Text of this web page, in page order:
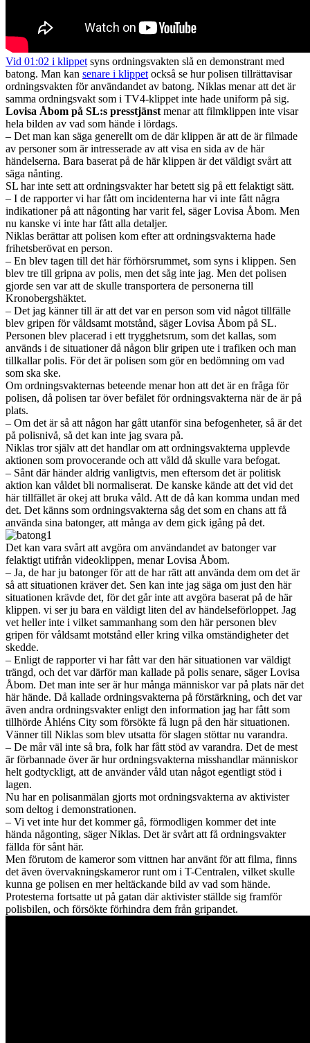
Vid 01:02 i klippet syns ordningsvakten slå en demonstrant med
batong. Man kan senare i klippet också se hur polisen tillrättavisar
ordningsvakten för användandet av batong. Niklas menar att det är
samma ordningsvakt som i TV4-klippet inte hade uniform på sig.
Lovisa Åbom på SL:s presstjänst menar att filmklippen inte visar
hela bilden av vad som hände i lördags.
– Det man kan säga generellt om de där klippen är att de är filmade
av personer som är intresserade av att visa en sida av de här
händelserna. Bara baserat på de här klippen är det väldigt svårt att
säga nånting.
SL har inte sett att ordningsvakter har betett sig på ett felaktigt sätt.
– I de rapporter vi har fått om incidenterna har vi inte fått några
indikationer på att någonting har varit fel, säger Lovisa Åbom. Men
nu kanske vi inte har fått alla detaljer.
Niklas berättar att polisen kom efter att ordningsvakterna hade
frihetsberövat en person.
– En blev tagen till det här förhörsrummet, som syns i klippen. Sen
blev tre till gripna av polis, men det såg inte jag. Men det polisen
gjorde sen var att de skulle transportera de personerna till
Kronobergshäktet.
– Det jag känner till är att det var en person som vid något tillfälle
blev gripen för våldsamt motstånd, säger Lovisa Åbom på SL.
Personen blev placerad i ett trygghetsrum, som det kallas, som
används i de situationer då någon blir gripen ute i trafiken och man
tillkallar polis. För det är polisen som gör en bedömning om vad
som ska ske.
Om ordningsvakternas beteende menar hon att det är en fråga för
polisen, då polisen tar över befälet för ordningsvakterna när de är på
plats.
– Om det är så att någon har gått utanför sina befogenheter, så är det
på polisnivå, så det kan inte jag svara på.
Niklas tror själv att det handlar om att ordningsvakterna upplevde
aktionen som provocerande och att våld då skulle vara befogat.
– Sånt där händer aldrig vanligtvis, men eftersom det är politisk
aktion kan våldet bli normaliserat. De kanske kände att det vid det
här tillfället är okej att bruka våld. Att de då kan komma undan med
det. Det känns som ordningsvakterna såg det som en chans att få
använda sina batonger, att många av dem gick igång på det.
Det kan vara svårt att avgöra om användandet av batonger var
felaktigt utifrån videoklippen, menar Lovisa Åbom.
– Ja, de har ju batonger för att de har rätt att använda dem om det är
så att situationen kräver det. Sen kan inte jag säga om just den här
situationen krävde det, för det går inte att avgöra baserat på de här
klippen. vi ser ju bara en väldigt liten del av händelseförloppet. Jag
vet heller inte i vilket sammanhang som den här personen blev
gripen för våldsamt motstånd eller kring vilka omständigheter det
skedde.
– Enligt de rapporter vi har fått var den här situationen var väldigt
trängd, och det var därför man kallade på polis senare, säger Lovisa
Åbom. Det man inte ser är hur många människor var på plats när det
här hände. Då kallade ordningsvakterna på förstärkning, och det var
även andra ordningsvakter enligt den information jag har fått som
tillhörde Åhléns City som försökte få lugn på den här situationen.
Vänner till Niklas som blev utsatta för slagen stöttar nu varandra.
– De mår väl inte så bra, folk har fått stöd av varandra. Det de mest
är förbannade över är hur ordningsvakterna misshandlar människor
helt godtyckligt, att de använder våld utan något egentligt stöd i
lagen.
Nu har en polisanmälan gjorts mot ordningsvakterna av aktivister
som deltog i demonstrationen.
– Vi vet inte hur det kommer gå, förmodligen kommer det inte
hända någonting, säger Niklas. Det är svårt att få ordningsvakter
fällda för sånt här.
Men förutom de kameror som vittnen har använt för att filma, finns
det även övervakningskameror runt om i T-Centralen, vilket skulle
kunna ge polisen en mer heltäckande bild av vad som hände.
Protesterna fortsatte ut på gatan där aktivister ställde sig framför
polisbilen, och försökte förhindra dem från gripandet.